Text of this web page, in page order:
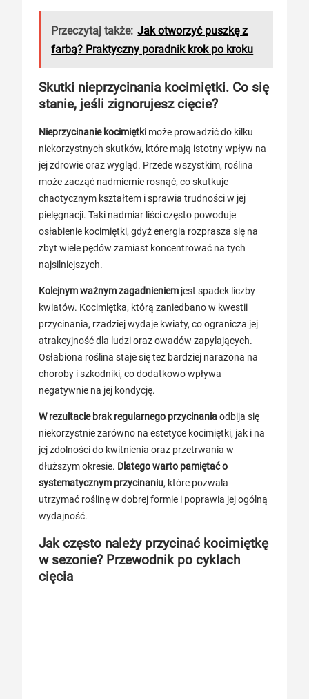
Przeczytaj także: Jak otworzyć puszkę z
farbą? Praktyczny poradnik krok po kroku
Skutki nieprzycinania kocimiętki. Co się
stanie, jeśli zignorujesz cięcie?
Nieprzycinanie kocimiętki może prowadzić do kilku
niekorzystnych skutków, które mają istotny wpływ na
jej zdrowie oraz wygląd. Przede wszystkim, roślina
może zacząć nadmiernie rosnąć, co skutkuje
chaotycznym kształtem i sprawia trudności w jej
pielęgnacji. Taki nadmiar liści często powoduje
osłabienie kocimiętki, gdyż energia rozprasza się na
zbyt wiele pędów zamiast koncentrować na tych
najsilniejszych.
Kolejnym ważnym zagadnieniem jest spadek liczby
kwiatów. Kocimiętka, którą zaniedbano w kwestii
przycinania, rzadziej wydaje kwiaty, co ogranicza jej
atrakcyjność dla ludzi oraz owadów zapylających.
Osłabiona roślina staje się też bardziej narażona na
choroby i szkodniki, co dodatkowo wpływa
negatywnie na jej kondycję.
W rezultacie brak regularnego przycinaniaodbija się
niekorzystnie zarówno na estetyce kocimiętki, jak i na
jej zdolności do kwitnienia oraz przetrwania w
dłuższym okresie. Dlatego warto pamiętać o
systematycznym przycinaniu, które pozwala
utrzymać roślinę w dobrej formie i poprawia jej ogólną
wydajność.
Jak często należy przycinać kocimiętkę
w sezonie? Przewodnik po cyklach
cięcia